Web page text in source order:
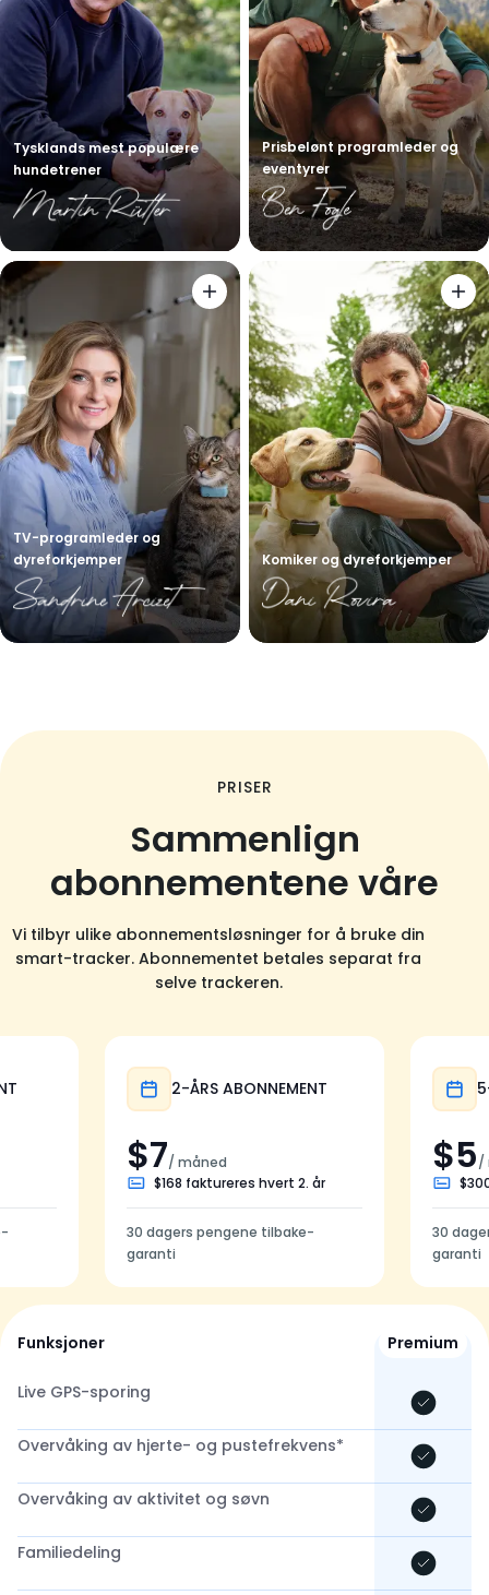
Tysklands mest populære
hundetrener
Prisbelønt programleder og
eventyrer
TV-programleder og
dyreforkjemper
Komiker og dyreforkjemper
PRISER
Sammenlign
abonnementene våre
Vi tilbyr ulike abonnementsløsninger for å bruke din
smart-tracker. Abonnementet betales separat fra
selve trackeren.
2-ÅRS ABONNEMENT
$7/ måned
$168 faktureres hvert 2. år
30 dagers pengene tilbake-
garanti
$5/
30
garanti
Funksjoner Premium
Live GPS-sporing
Overvåking av hjerte- og pustefrekvens*
Overvåking av aktivitet og søvn
Familiedeling